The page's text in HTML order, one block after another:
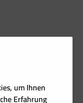
um Ihnen
Erfahrung